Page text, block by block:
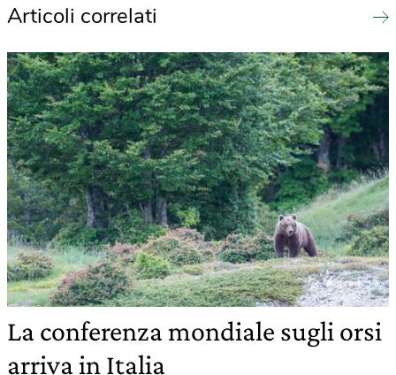
Articoli correlati
La conferenza mondiale sugli orsi
arriva in Italia